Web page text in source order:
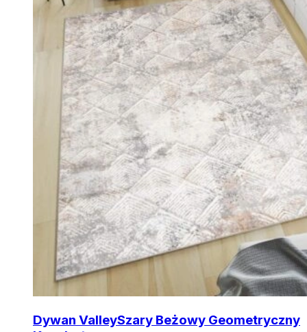
Dywan ValleySzary Beżowy Geometryczny